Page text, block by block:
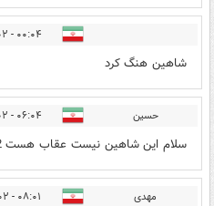
۰۰:۰۴ - ۱۴۰۲/۱۱/۰۲
شاهین هنگ کرد
حسین ۰۶:۰۴ - ۱۴۰۲/۱۱/۰۲
سلام این شاهین نیست عقاب هست 2
مهدی ۰۸:۰۱ - ۱۴۰۲/۱۱/۰۲